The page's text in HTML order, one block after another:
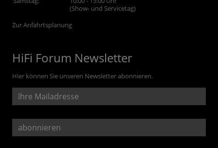
(Show- und Servicetag)
Zur Anfahrtsplanung
HiFi Forum Newsletter
Hier können Sie unseren Newsletter abonnieren.